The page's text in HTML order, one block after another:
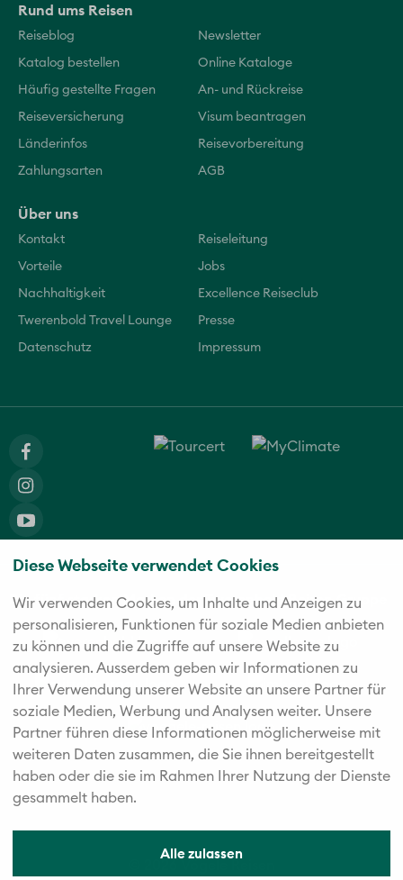
Diese Webseite verwendet Cookies
Wir verwenden Cookies, um Inhalte und Anzeigen zu
personalisieren, Funktionen für soziale Medien anbieten
zu können und die Zugriffe auf unsere Website zu
analysieren. Außerdem geben wir Informationen zu
Ihrer Verwendung unserer Website an unsere Partner für
soziale Medien, Werbung und Analysen weiter. Unsere
Partner führen diese Informationen möglicherweise mit
weiteren Daten zusammen, die Sie ihnen bereitgestellt
haben oder die sie im Rahmen Ihrer Nutzung der Dienste
gesammelt haben.
Alle zulassen
Rund ums Reisen
Reiseblog Newsletter
Katalog bestellen Online Kataloge
Häufig gestellte Fragen An- und Rückreise
Reiseversicherung Visum beantragen
Länderinfos Reisevorbereitung
Zahlungsarten AGB
Über uns
Kontakt Reiseleitung
Vorteile Jobs
Nachhaltigkeit Excellence Reiseclub
Twerenbold Travel Lounge Presse
Datenschutz Impressum
Die fünf starken Marken der Twerenbold Reisen Gruppe